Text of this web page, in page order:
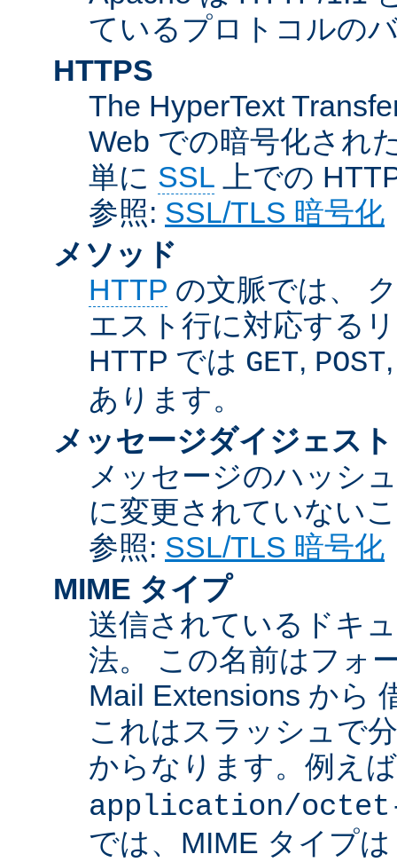
ているプロトコルの
HTTPS
The HyperText
Web での暗号化され
単に SSL 上での
参照: SSL/TLS 暗号化
メソッド
HTTP の文脈では、
エスト行に対応する
HTTP では GET, POST
あります。
メッセージダイジェスト
メッセージのハッシ
に変更されていない
参照: SSL/TLS 暗号化
MIME タイプ
送信されているドキ
法。 この名前はフォ
Mail Extensions から
これはスラッシュで
からなります。例え
application/
では、MIME タイプ